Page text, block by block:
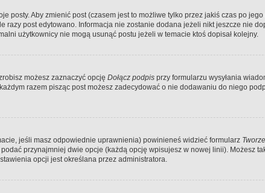
posty. Aby zmienić post (czasem jest to możliwe tylko przez jakiś czas po
post edytowano. Informacja nie zostanie dodana jeżeli nikt jeszcze nie
użytkownicy nie mogą usunąć postu jeżeli w temacie ktoś dopisał kolejny.
możesz zaznaczyć opcję Dołącz podpis przy formularzu wysyłania
razem pisząc post możesz zadecydować o nie dodawaniu do niego
jeśli masz odpowiednie uprawnienia) powinieneś widzieć formularz
przynajmniej dwie opcje (każdą opcję wpisujesz w nowej linii). Możesz
opcji jest określana przez administratora.